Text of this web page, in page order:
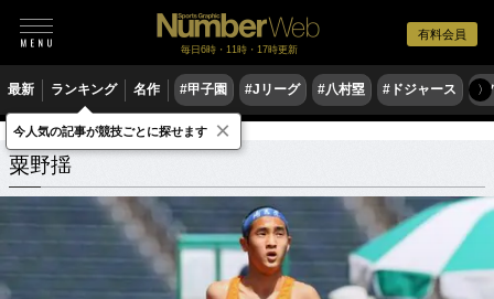
有料会員
毎日6時・11時・17時更新
最新 ランキング 名作 #甲子園 #Jリーグ #八村塁 #ドジャース #
〉
粟野揺 関連記事
粟野揺
今人気の記事が競技ごとに探せます ×